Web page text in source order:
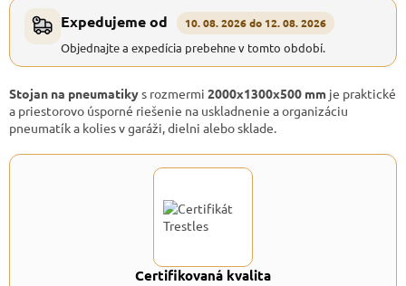
Expedujeme od 10. 08. 2026 do 12. 08. 2026
Objednajte a expedícia prebehne v tomto období.
Stojan na pneumatikys rozmermi 2000x1300x500 mm je praktické
a priestorovo úsporné riešenie na uskladnenie a organizáciu
pneumatík a kolies v garáži, dielni alebo sklade.
Certifikovaná kvalita